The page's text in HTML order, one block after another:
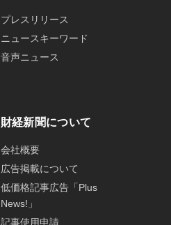
プレスリリース
ニュースキーワード
音声ニュース
財経新聞について
会社概要
広告掲載について
低価格記事広告「Plus
News!」
記事使用申請